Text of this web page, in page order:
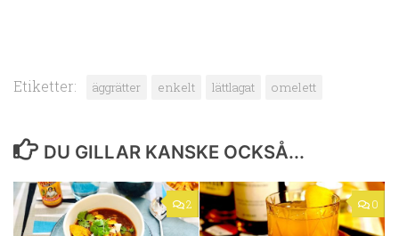
Etiketter: äggrätter enkelt lättlagat omelett
DU GILLAR KANSKE OCKSÅ...
2 0